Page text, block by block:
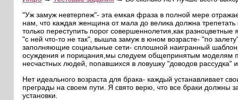
на сайте
пользователей
"Уж замуж невтерпеж"- эта емкая фраза в полной мере
нам, что каждая женщина от мала до велика должна
только переступить порог совершеннолетия,как
"с ней что-то не так", вышла замуж в юном возрасте- "по
заполняющие социальные сети- сплошной наигранный
осуждения и порицания,мы следуем общепринятым моделям
несчастных людей, попавшихся в ловушку "доводов рассудка"
Нет идеального возраста для брака- каждый устанавливает
преграды на своем пути. Я свято верю, что все браки должны
установки.